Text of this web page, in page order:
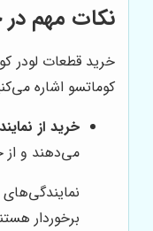
نکات مهم در
خرید قطعات لودر
کوماتسو اشاره
خرید از
می‌دهند و از
برخوردار